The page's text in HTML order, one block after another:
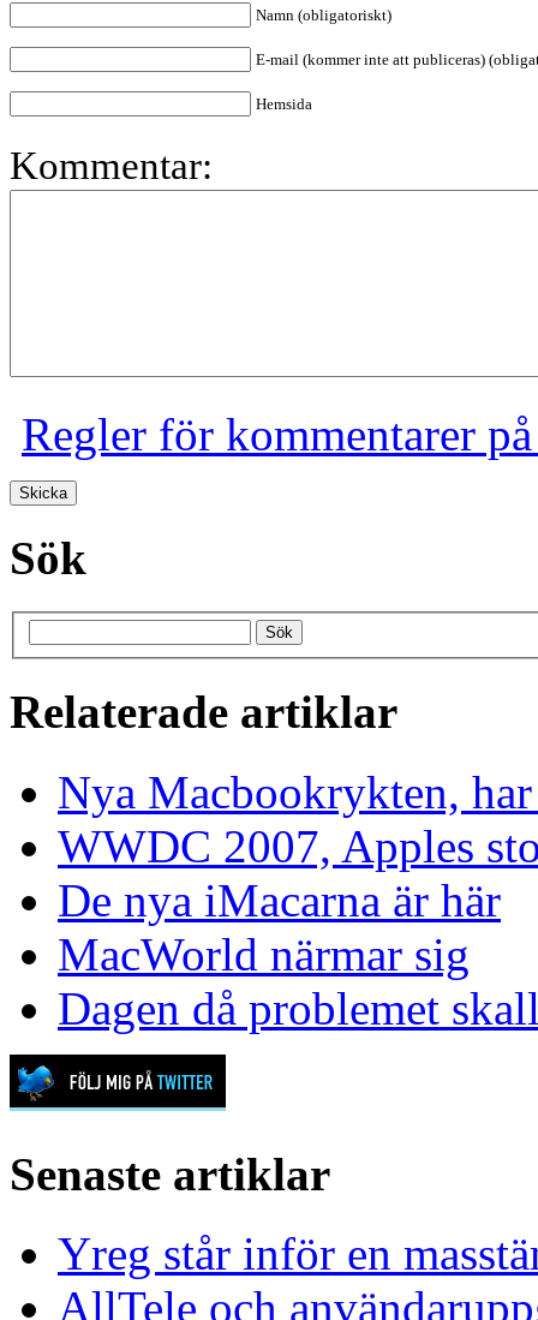
Namn (obligatoriskt)
E-mail (kommer inte att publiceras)
Hemsida
Kommentar:
Regler för kommentarer
Sök
Relaterade artiklar
Nya Macbookrykten,
WWDC 2007, Apples
De nya iMacarna är här
MacWorld närmar sig
Dagen då problemet
Senaste artiklar
Yreg står inför en
AllTele och